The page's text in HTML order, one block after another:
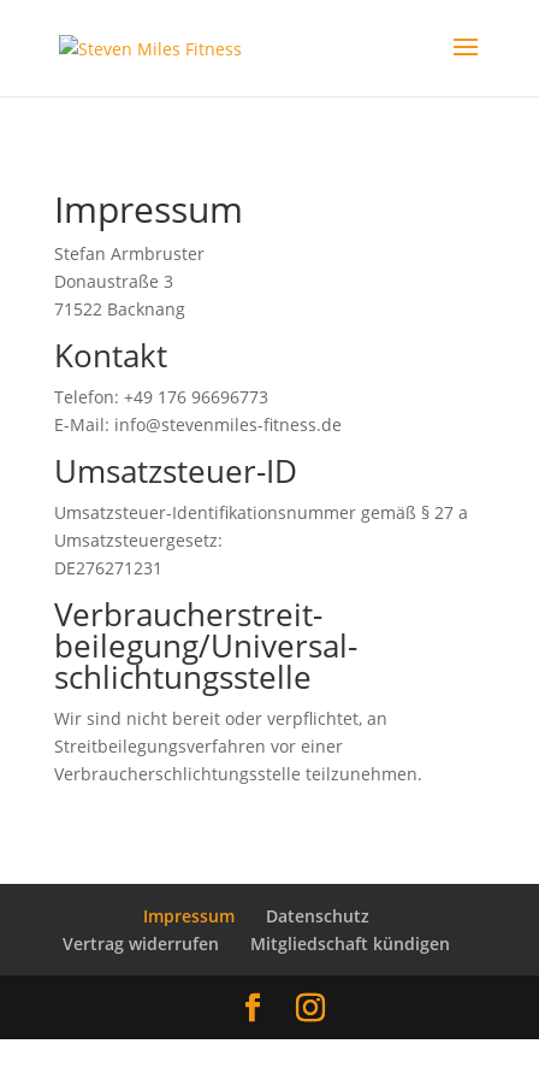
Impressum
Stefan Armbruster
Donaustraße 3
71522 Backnang
Kontakt
Telefon: +49 176 96696773
E-Mail: info@stevenmiles-fitness.de
Umsatzsteuer-ID
Umsatzsteuer-Identifikationsnummer gemäß § 27 a
Umsatzsteuergesetz:
DE276271231
Verbraucher­streit­
beilegung/Universal­
schlichtungs­stelle
Wir sind nicht bereit oder verpflichtet, an
Streitbeilegungsverfahren vor einer
Verbraucherschlichtungsstelle teilzunehmen.
Impressum
Datenschutz
Vertrag widerrufen
Mitgliedschaft kündigen